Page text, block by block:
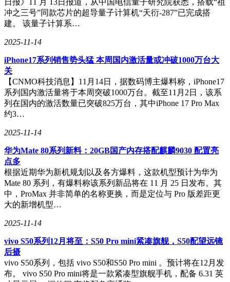
冲之三号”同款芯片的超导量子计算机“天衍-287”已完成搭
建。 该量子计算系…
2025-11-14
iPhone17系列销售势头猛 本周国内激活量或冲破1000万台大
关
【CNMO科技消息】11月14日，据数码博主爆料称，iPhone17
系列国内激活量将于本周突破1000万台。截至11月2日，该系
列在国内的激活数量已突破825万台，其中iPhone 17 Pro Max
约3…
2025-11-14
华为Mate 80系列新料：20GB国产内存搭配麒麟9030 配置亮
点多
根据近期华为新机规划以及各方爆料，这款机型预计为华为
Mate 80 系列，有爆料称该系列新品将在 11 月 25 日发布。其
中，ProMax 并非简单的名称更换，而是定位与 Pro 版差距更
大的新增机型…
2025-11-14
vivo S50系列12月将至：S50 Pro mini紧凑旗舰，S50配望远镜
后摄
vivo S50系列，包括 vivo S50和S50 Pro mini 。预计将在12月发
布。 vivo S50 Pro mini将是一款紧凑型旗舰手机，配备 6.31 英